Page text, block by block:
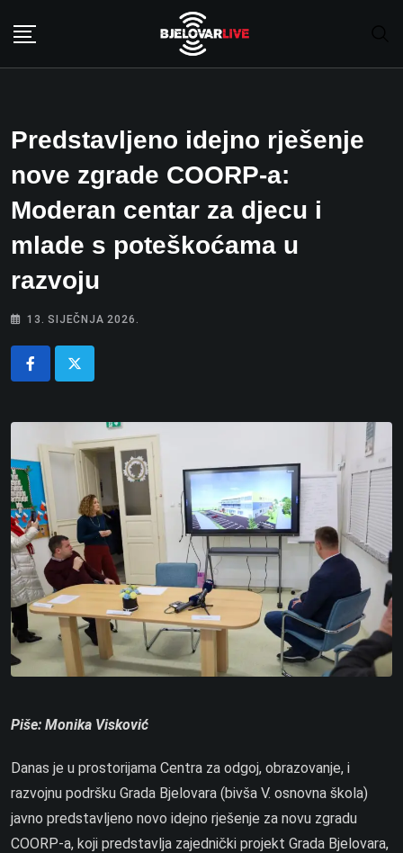
Predstavljeno idejno rješenje
nove zgrade COORP-a:
Moderan centar za djecu i
mlade s poteškoćama u
razvoju
13. SIJEČNJA 2026.
Piše: Monika Visković
Danas je u prostorijama Centra za odgoj, obrazovanje, i
razvojnu podršku Grada Bjelovara (bivša V. osnovna škola)
javno predstavljeno novo idejno rješenje za novu zgradu
COORP-a, koji predstavlja zajednički projekt Grada Bjelovara,